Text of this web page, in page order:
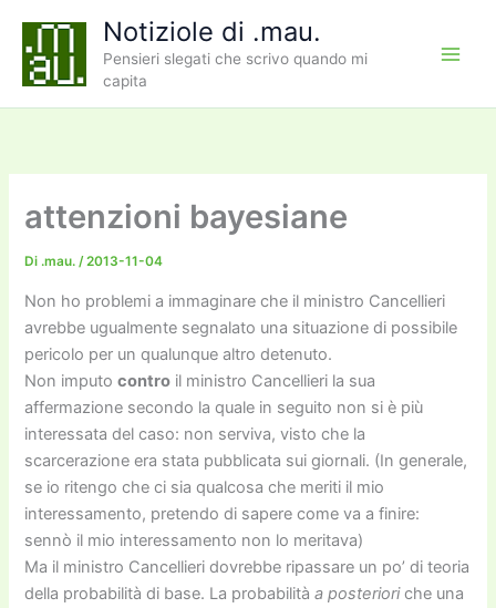
contenuto
Notiziole di .mau.
Pensieri slegati che scrivo quando mi
capita
attenzioni bayesiane
Di .mau./2013-11-04
Non ho problemi a immaginare che il ministro Cancellieri
avrebbe ugualmente segnalato una situazione di possibile
pericolo per un qualunque altro detenuto.
Non imputocontro il ministro Cancellieri la sua
affermazione secondo la quale in seguito non si è più
interessata del caso: non serviva, visto che la
scarcerazione era stata pubblicata sui giornali. (In generale,
se io ritengo che ci sia qualcosa che meriti il mio
interessamento, pretendo di sapere come va a finire:
sennò il mio interessamento non lo meritava)
Ma il ministro Cancellieri dovrebbe ripassare un po’ di teoria
della probabilità di base. La probabilitàa posterioriche una